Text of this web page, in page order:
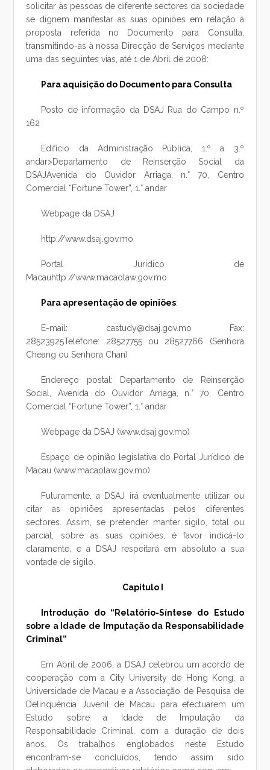
solicitar às pessoas de diferente sectores da sociedade
se dignem manifestar as suas opiniões em relação à
proposta referida no Documento para Consulta,
transmitindo-as à nossa Direcção de Serviços mediante
uma das seguintes vias, até 1 de Abril de 2008:
Para aquisição do Documento para Consulta:
Posto de informação da DSAJ Rua do Campo n.º
162
Edifício da Administração Pública, 1.º a 3.º
andar>Departamento de Reinserção Social da
DSAJAvenida do Ouvidor Arriaga, n.° 70, Centro
Comercial “Fortune Tower”, 1.° andar
Webpage da DSAJ
http://www.dsaj.gov.mo
Portal Jurídico de
Macauhttp://www.macaolaw.gov.mo
Para apresentação de opiniões:
E-mail: castudy@dsaj.gov.mo Fax:
28523925Telefone: 28527755 ou 28527766 (Senhora
Cheang ou Senhora Chan)
Endereço postal: Departamento de Reinserção
Social, Avenida do Ouvidor Arriaga, n.° 70, Centro
Comercial “Fortune Tower”, 1.° andar
Webpage da DSAJ (www.dsaj.gov.mo)
Espaço de opinião legislativa do Portal Jurídico de
Macau (www.macaolaw.gov.mo)
Futuramente, a DSAJ irá eventualmente utilizar ou
citar as opiniões apresentadas pelos diferentes
sectores. Assim, se pretender manter sigilo, total ou
parcial, sobre as suas opiniões, é favor indicá-lo
claramente, e a DSAJ respeitará em absoluto a sua
vontade de sigilo.
Capítulo I
Introdução do “Relatório-Síntese do Estudo
sobre a Idade de Imputação da Responsabilidade
Criminal”
Em Abril de 2006, a DSAJ celebrou um acordo de
cooperação com a City University de Hong Kong, a
Universidade de Macau e a Associação de Pesquisa de
Delinquência Juvenil de Macau para efectuarem um
Estudo sobre a Idade de Imputação da
Responsabilidade Criminal, com a duração de dois
anos. Os trabalhos englobados neste Estudo
encontram-se concluídos, tendo assim sido